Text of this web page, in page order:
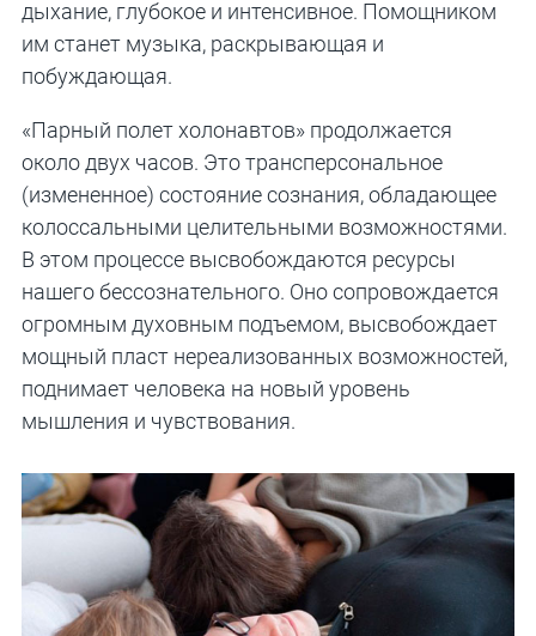
дыхание, глубокое и интенсивное. Помощником
им станет музыка, раскрывающая и
побуждающая.
«Парный полет холонавтов» продолжается
около двух часов. Это трансперсональное
(измененное) состояние сознания, обладающее
колоссальными целительными возможностями.
В этом процессе высвобождаются ресурсы
нашего бессознательного. Оно сопровождается
огромным духовным подъемом, высвобождает
мощный пласт нереализованных возможностей,
поднимает человека на новый уровень
мышления и чувствования.